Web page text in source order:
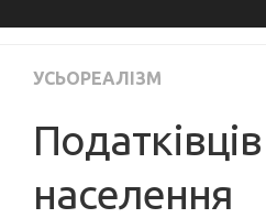
УСЬОРЕАЛІЗМ
населення